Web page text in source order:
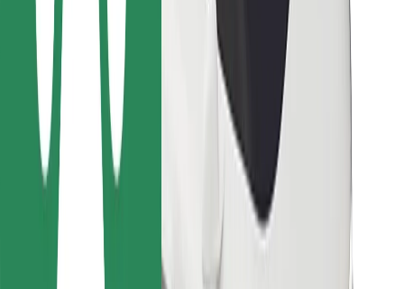
Bolt Food
Para propietarios de flota
Para restaurantes
Bolt para empresas
Otros
Proveedores
Términos y Condiciones
Seguridad